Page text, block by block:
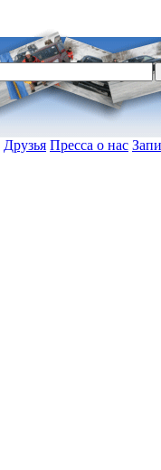
Друзья Пресса о нас